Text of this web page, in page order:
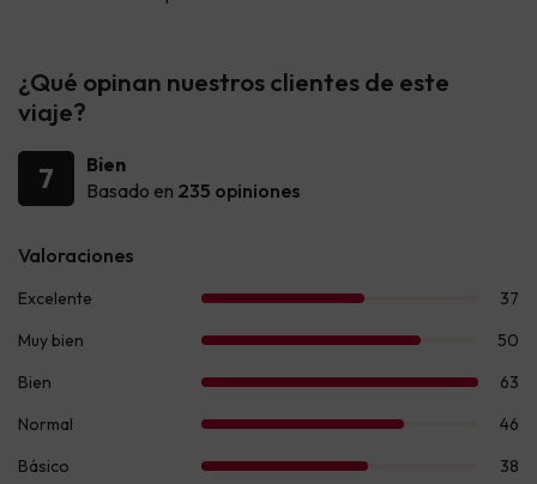
¿Qué opinan nuestros clientes de este
viaje?
7
Bien
Basado en 235 opiniones